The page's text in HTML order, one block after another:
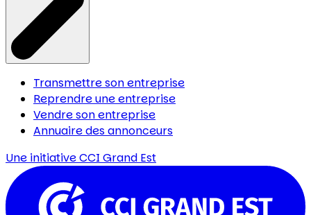
Transmettre son entreprise
Reprendre une entreprise
Vendre son entreprise
Annuaire des annonceurs
Une initiativeCCI Grand Est